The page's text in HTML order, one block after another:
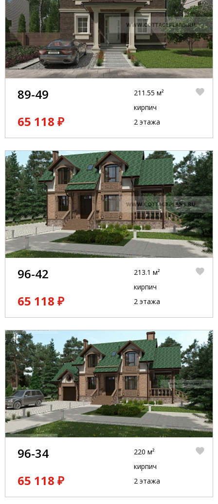
89-49
65 118 ₽
211.55 м²
кирпич
2 этажа
96-42
65 118 ₽
213.1 м²
кирпич
2 этажа
96-34
65 118 ₽
220 м²
кирпич
2 этажа